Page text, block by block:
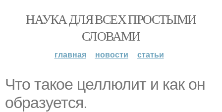
НАУКА ДЛЯ ВСЕХ ПРОСТЫМИ
СЛОВАМИ
главная новости статьи
Что такое целлюлит и как он
образуется.